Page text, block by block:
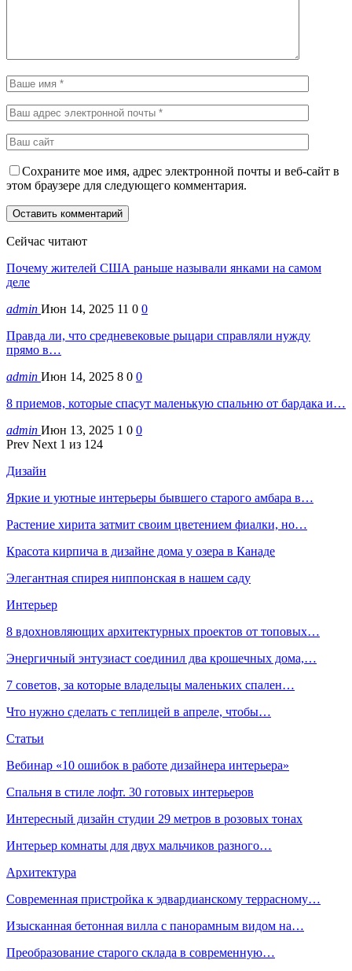
Сохраните мое имя, адрес электронной почты и веб-сайт в
этом браузере для следующего комментария.
Сейчас читают
Почему жителей США раньше называли янками на самом
деле
admin Июн 14, 2025 11 0 0
Правда ли, что средневековые рыцари справляли нужду
прямо в…
admin Июн 14, 2025 8 0 0
8 приемов, которые спасут маленькую спальню от бардака и…
admin Июн 13, 2025 1 0 0
Prev Next 1 из 124
Дизайн
Яркие и уютные интерьеры бывшего старого амбара в…
Растение хирита затмит своим цветением фиалки, но…
Красота кирпича в дизайне дома у озера в Канаде
Элегантная спирея ниппонская в нашем саду
Интерьер
8 вдохновляющих архитектурных проектов от топовых…
Энергичный энтузиаст соединил два крошечных дома,…
7 советов, за которые владельцы маленьких спален…
Что нужно сделать с теплицей в апреле, чтобы…
Статьи
Вебинар «10 ошибок в работе дизайнера интерьера»
Спальня в стиле лофт. 30 готовых интерьеров
Интересный дизайн студии 29 метров в розовых тонах
Интерьер комнаты для двух мальчиков разного…
Архитектура
Современная пристройка к эдвардианскому террасному…
Изысканная бетонная вилла с панорамным видом на…
Преобразование старого склада в современную…